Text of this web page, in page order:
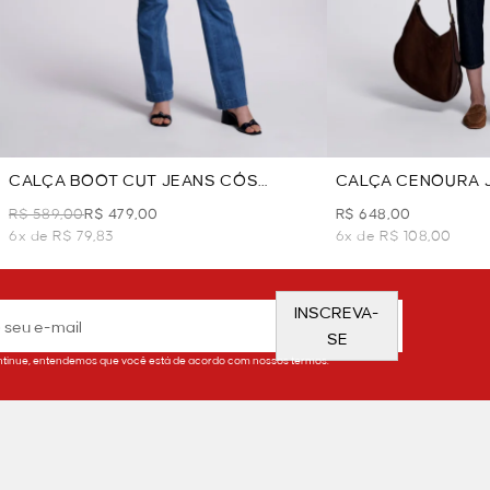
CALÇA BOOT CUT JEANS CÓS
DUPLO - AZUL JEANS
R$ 589,00R$ 479,00
6x de R$ 79,83
CALÇA CENOURA
CINTINHO - AZUL
R$ 648,00
6x de R$ 108,00
INSCREVA-
SE
entendemos que você está de acordo com nossos termos.